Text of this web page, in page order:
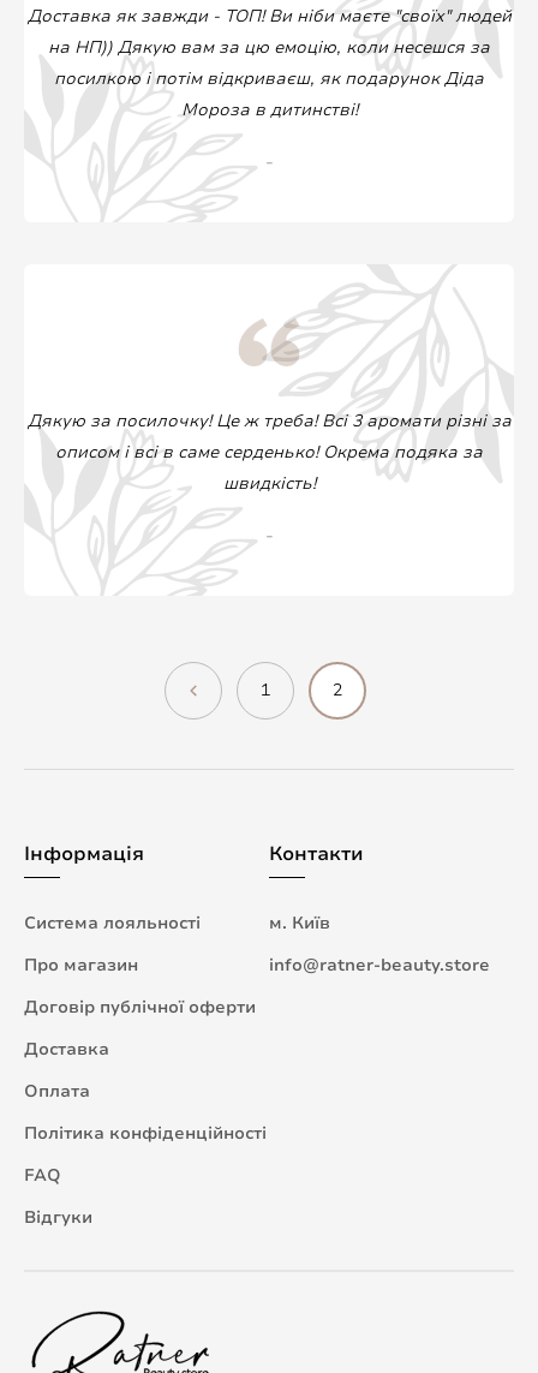
Доставка як завжди - ТОП! Ви ніби маєте "своїх" людей
на НП)) Дякую вам за цю емоцію, коли несешся за
посилкою і потім відкриваєш, як подарунок Діда
Мороза в дитинстві!
-
Дякую за посилочку! Це ж треба! Всі 3 аромати різні за
описом і всі в саме серденько! Окрема подяка за
швидкість!
-
1 2
Інформація
Система лояльності
Про магазин
Договір публічної оферти
Доставка
Оплата
Політика конфіденційності
FAQ
Відгуки
Контакти
м. Київ
info@ratner-beauty.store